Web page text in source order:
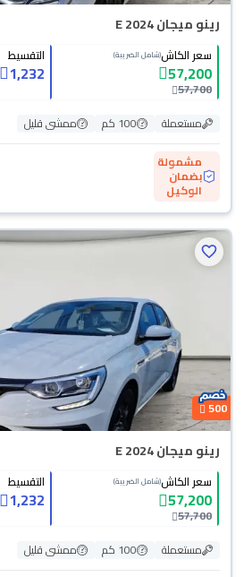
رينو ميجان E 2024
سعر الكاش(شامل الضريبة)
57,200
57,700
التقسيط
1,232
مستعملة 100 كم
ممشى قليل
مشمولة
بضمان
الوكيل
500
رينو ميجان E 2024
سعر الكاش(شامل الضريبة)
57,200
57,700
التقسيط
1,232
مستعملة 100 كم
ممشى قليل